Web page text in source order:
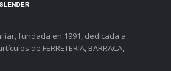
fundada en 1991, dedicada a
de FERRETERIA, BARRACA,